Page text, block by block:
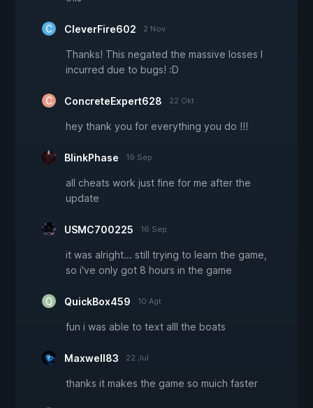
CleverFire602 2 Nov
Thanks! This negated the massive losses I
incurred due to bugs! :D
ConcreteExpert628 22 Okt
hey thank you for everything you do !!!
BlinkPhase 19 Sep
all cheats work just fine for me after the
update
USMC700225 16 Sep
it was alright... still trying to learn the game,
so i've only got 8 hours in the game
QuickBox459 10 Agt
fun i was able to text alll the boats
Maxwell83 22 Jul
thanks it makes the game so muich faster